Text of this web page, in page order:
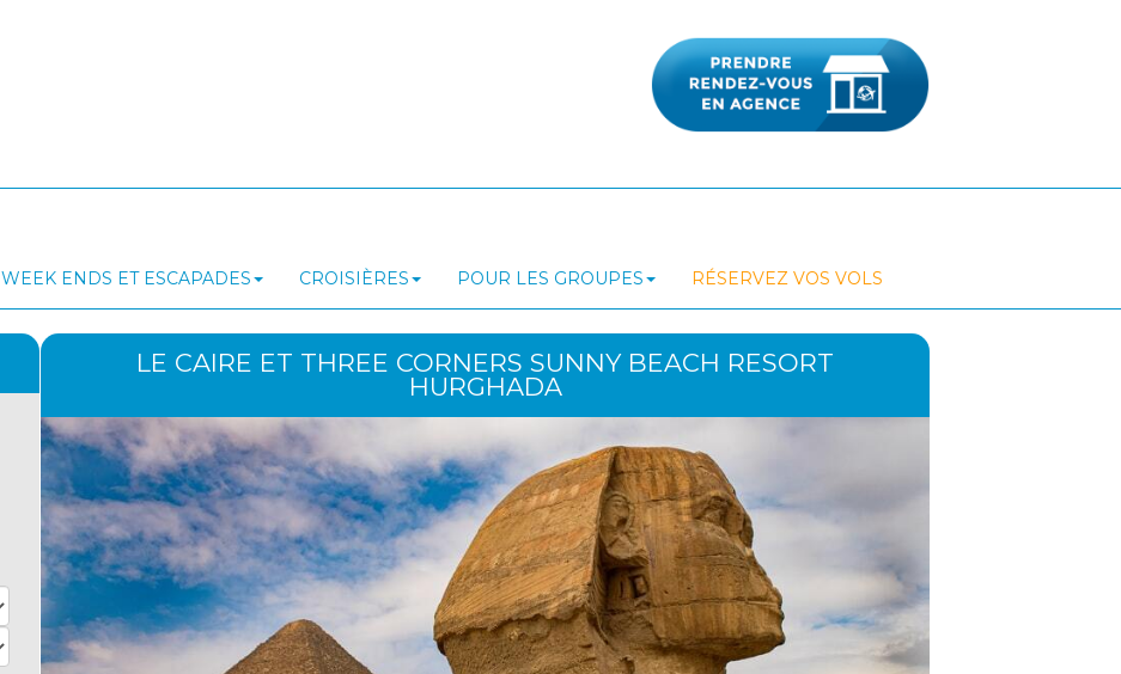
WEEK ENDS ET ESCAPADES CROISIÈRES POUR LES GROUPES RÉSERVEZ VOS VOLS
LE CAIRE ET THREE CORNERS SUNNY BEACH RESORT
HURGHADA